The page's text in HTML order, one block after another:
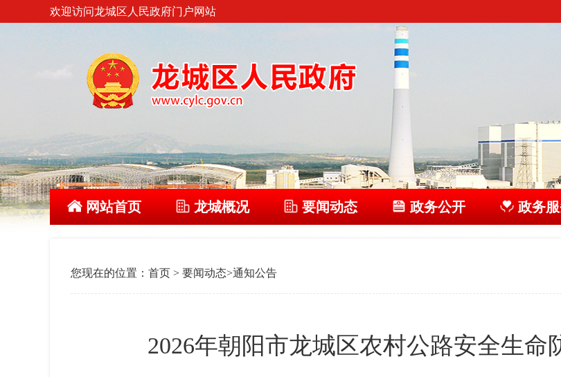
欢迎访问龙城区人民政府门户网站
网站首页 龙城概况 要闻动态 政务公开 政务
您现在的位置： 首页 > 要闻动态>通知公告
2026年朝阳市龙城区农村公路安全生命